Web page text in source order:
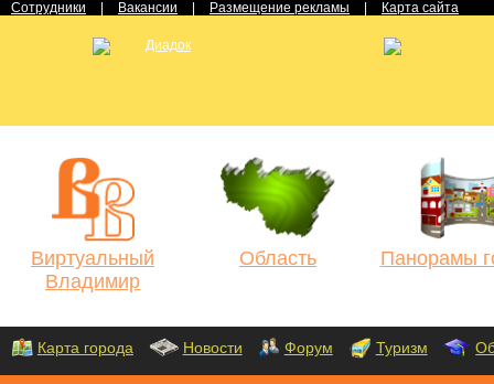
Сотрудники Вакансии Размещение рекламы Карта сайта
Виртуальный
Владимир
Область Панорамы
Карта города Новости Форум Туризм